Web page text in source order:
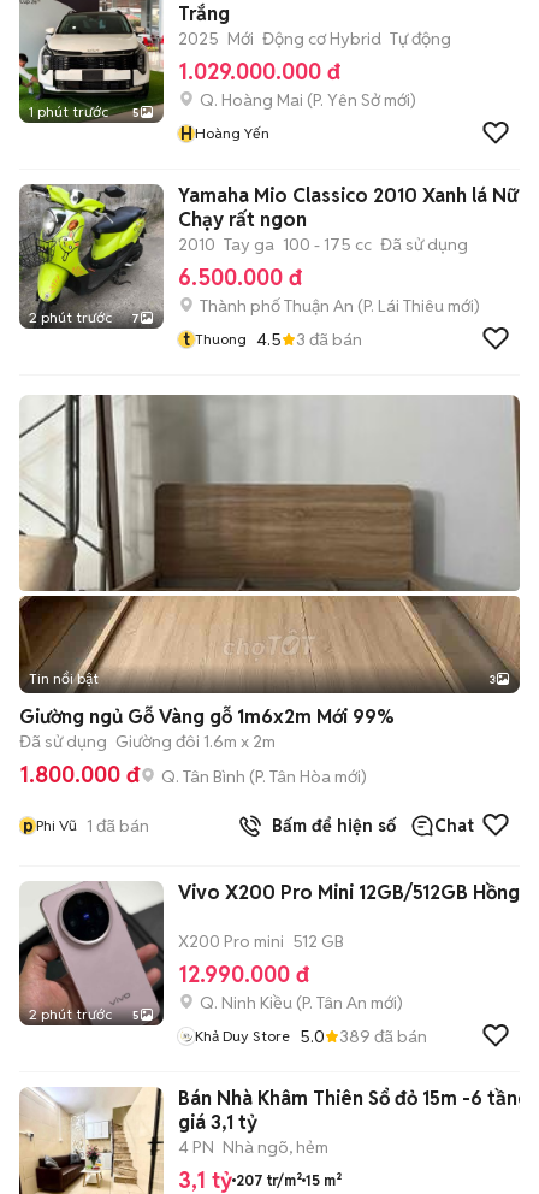
1 phút trước 5
Trắng
2025 Mới Động cơ Hybrid Tự động
1.029.000.000 đ
Q. Hoàng Mai (P. Yên Sởmới)
HHoàng Yến
2 phút trước 7
Yamaha Mio Classico 2010 Xanh lá Nữ
Chạy rất ngon
2010 Tay ga 100 - 175 cc Đã sử dụng
6.500.000 đ
Thành phố Thuận An (P. Lái Thiêu mới)
t Thuong 4.5 3 đã bán
Tin nổi bật 3
Giường ngủ Gỗ Vàng gỗ 1m6x2m Mới 99%
Đã sử dụng Giường đôi 1.6m x 2m
1.800.000 đ Q. Tân Bình (P. Tân Hòa mới)
pPhi Vũ 1 đã bán Bấm để hiện số Chat
2 phút trước 5
Vivo X200 Pro Mini 12GB/512GB Hồng
X200 Pro mini 512 GB
12.990.000 đ
Q. Ninh Kiều (P. Tân An mới)
Khả Duy Store 5.0 389 đã bán
Bán Nhà Khâm Thiên Sổ đỏ 15m -6 tầng
giá 3,1 tỷ
4 PN Nhà ngõ, hẻm
3,1 tỷ 207 tr/m² 15 m²